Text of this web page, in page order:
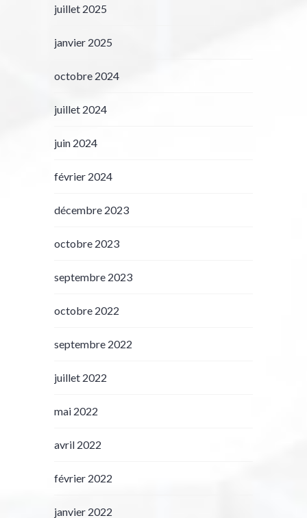
juillet 2025
janvier 2025
octobre 2024
juillet 2024
juin 2024
février 2024
décembre 2023
octobre 2023
septembre 2023
octobre 2022
septembre 2022
juillet 2022
mai 2022
avril 2022
février 2022
janvier 2022